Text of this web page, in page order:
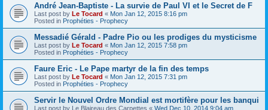
André Jean-Baptiste - La survie de Paul VI et le Secret de F
Last post by Le Tocard « Mon Jan 12, 2015 8:16 pm
Posted in Prophéties - Prophecy
Messadié Gérald - Padre Pio ou les prodiges du mysticisme
Last post by Le Tocard « Mon Jan 12, 2015 7:58 pm
Posted in Prophéties - Prophecy
Faure Eric - Le Pape martyr de la fin des temps
Last post by Le Tocard « Mon Jan 12, 2015 7:31 pm
Posted in Prophéties - Prophecy
Servir le Nouvel Ordre Mondial est mortifère pour les banqui
Last post by Le Blaireau des Carpettes « Wed Dec 10, 2014 9:04 am